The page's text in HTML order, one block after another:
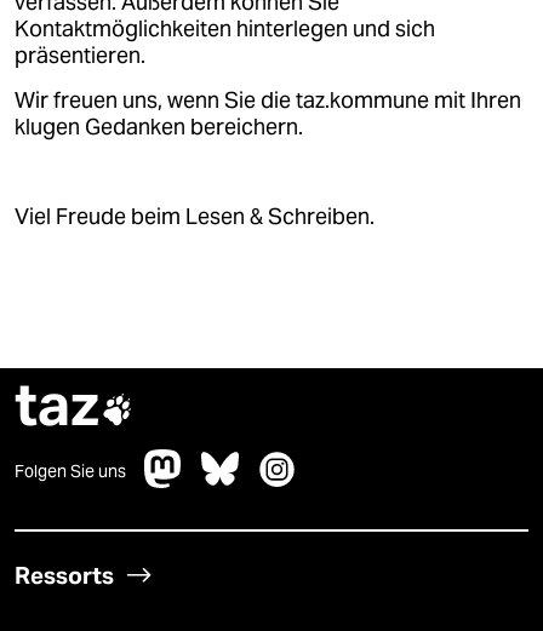
Kontaktmöglichkeiten hinterlegen und sich
präsentieren.
Wir freuen uns, wenn Sie die taz.kommune mit Ihren
klugen Gedanken bereichern.
Viel Freude beim Lesen & Schreiben.
taz
Folgen Sie uns
Ressorts